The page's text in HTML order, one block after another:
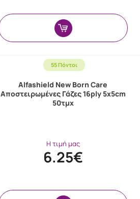
55 Πόντοι
Alfashield New Born Care
Αποστειρωμένες Γάζες 16ply 5x5cm
50τμχ
Η τιμή μας
6.25€